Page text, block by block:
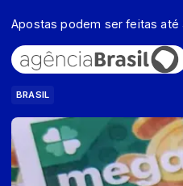
Apostas podem ser feitas até
BRASIL